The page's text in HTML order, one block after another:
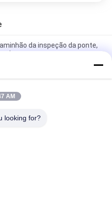
da inspeção da ponte,
da inspeção do
da ponte
equipamento de um acesso
AM
looking for?